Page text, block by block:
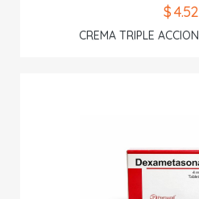
$ 4.52
CREMA TRIPLE